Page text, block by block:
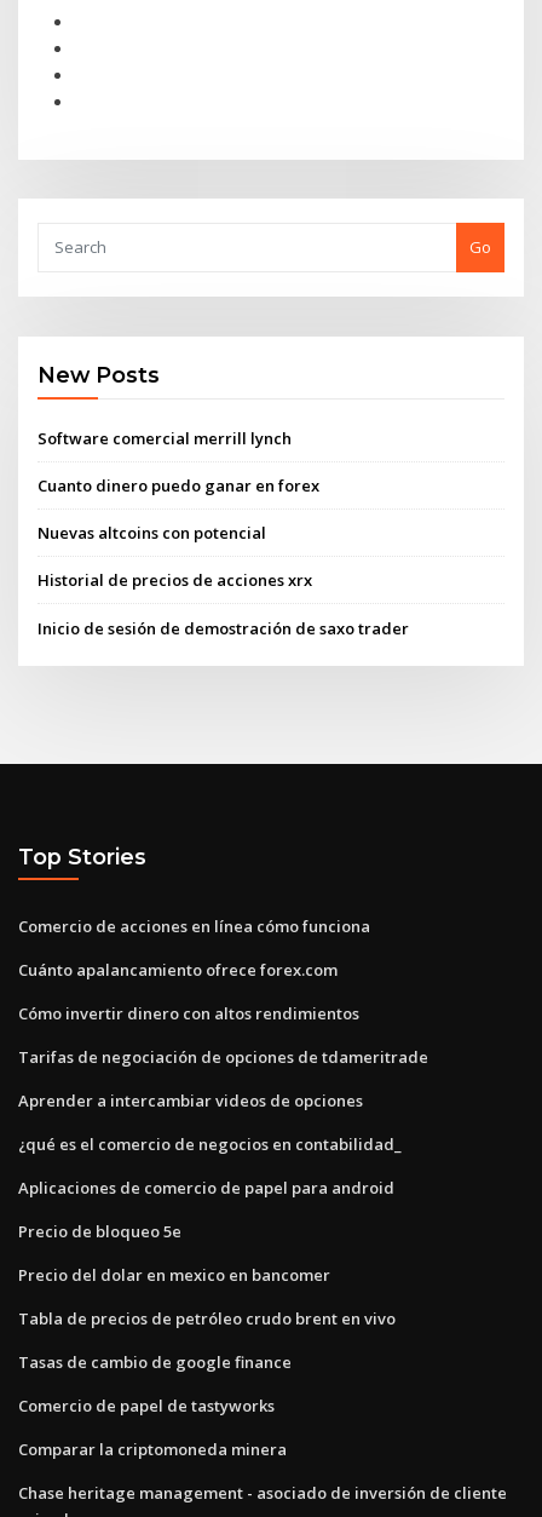
Go
New Posts
Software comercial merrill lynch
Cuanto dinero puedo ganar en forex
Nuevas altcoins con potencial
Historial de precios de acciones xrx
Inicio de sesión de demostración de saxo trader
Top Stories
Comercio de acciones en línea cómo funciona
Cuánto apalancamiento ofrece forex.com
Cómo invertir dinero con altos rendimientos
Tarifas de negociación de opciones de tdameritrade
Aprender a intercambiar videos de opciones
¿qué es el comercio de negocios en contabilidad_
Aplicaciones de comercio de papel para android
Precio de bloqueo 5e
Precio del dolar en mexico en bancomer
Tabla de precios de petróleo crudo brent en vivo
Tasas de cambio de google finance
Comercio de papel de tastyworks
Comparar la criptomoneda minera
Chase heritage management - asociado de inversión de cliente